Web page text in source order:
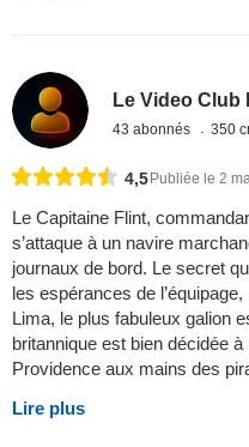
Le Video Club
43 abonnés 350
4,5 Publiée le 2
Le Capitaine Flint,
s’attaque à un navire
journaux de bord. Le secret
les espérances de
Lima, le plus fabuleux galion
britannique est bien décidée
Providence aux mains des
Lire plus